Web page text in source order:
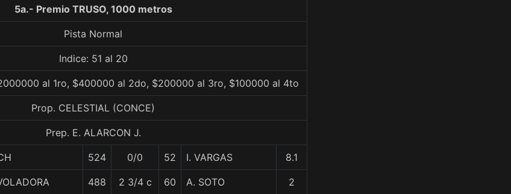
5a.- Premio TRUSO, 1000 metros
Pista Normal
Indice: 51 al 20
al 1ro, $400000 al 2do, $200000 al 3ro, $100000 al 4to
Prop. CELESTIAL (CONCE)
Prep. E. ALARCON J.
524 0/0 52 I. VARGAS 8.1
488 2 3/4 c 60 A. SOTO 2